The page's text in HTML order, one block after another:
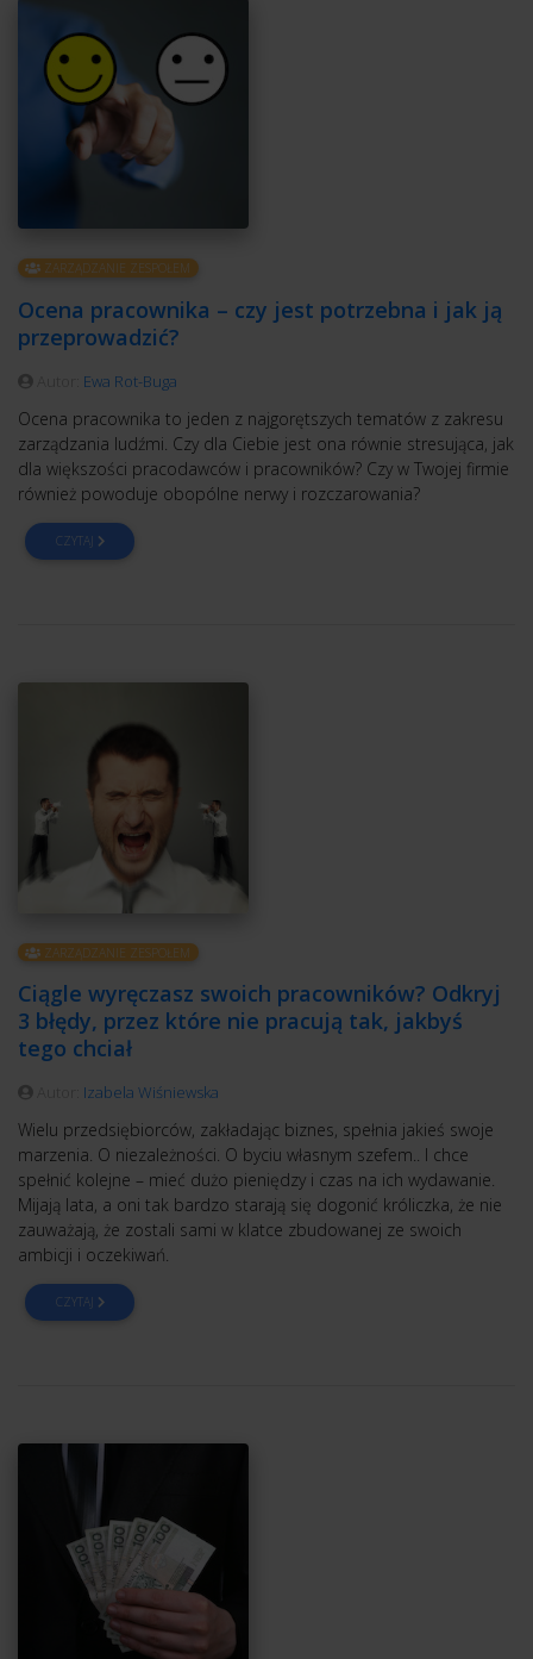
ZARZĄDZANIE ZESPOŁEM
Ocena pracownika – czy jest potrzebna i jak ją
przeprowadzić?
Ewa Rot-Buga
Ocena pracownika to jeden z najgorętszych tematów z zakresu
zarządzania ludźmi. Czy dla Ciebie jest ona równie stresująca, jak
dla większości pracodawców i pracowników? Czy w Twojej firmie
również powoduje obopólne nerwy i rozczarowania?
CZYTAJ
ZARZĄDZANIE ZESPOŁEM
Ciągle wyręczasz swoich pracowników? Odkryj
3 błędy, przez które nie pracują tak, jakbyś
tego chciał
Izabela Wiśniewska
Wielu przedsiębiorców, zakładając biznes, spełnia jakieś swoje
marzenia. O niezależności. O byciu własnym szefem.. I chce
spełnić kolejne – mieć dużo pieniędzy i czas na ich wydawanie.
Mijają lata, a oni tak bardzo starają się dogonić króliczka, że nie
zauważają, że zostali sami w klatce zbudowanej ze swoich
ambicji i oczekiwań.
CZYTAJ